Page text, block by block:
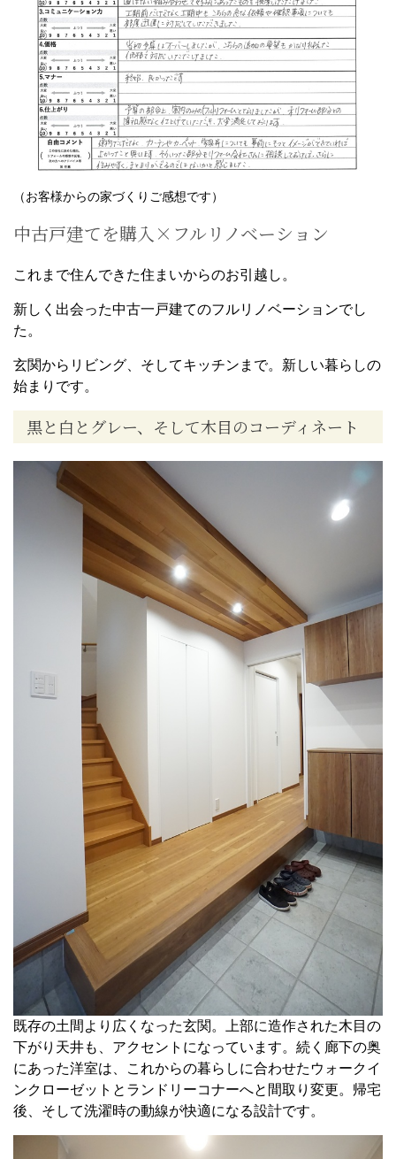
（お客様からの家づくりご感想です）
中古戸建てを購入×フルリノベーション
これまで住んできた住まいからのお引越し。
新しく出会った中古一戸建てのフルリノベーションでし
た。
玄関からリビング、そしてキッチンまで。新しい暮らしの
始まりです。
黒と白とグレー、そして木目のコーディネート
既存の土間より広くなった玄関。上部に造作された木目の
下がり天井も、アクセントになっています。続く廊下の奥
にあった洋室は、これからの暮らしに合わせたウォークイ
ンクローゼットとランドリーコナーへと間取り変更。帰宅
後、そして洗濯時の動線が快適になる設計です。